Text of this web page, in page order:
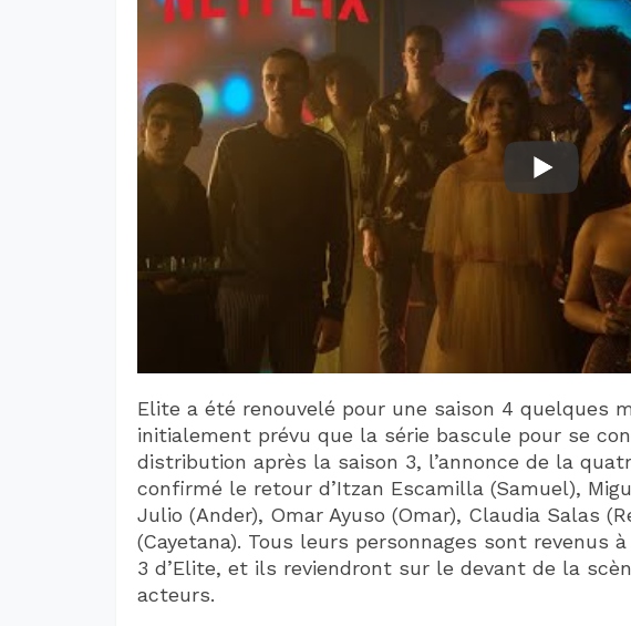
Elite a été renouvelé pour une saison 4 quelques
initialement prévu que la série bascule pour se
distribution après la saison 3, l’annonce de la
confirmé le retour d’Itzan Escamilla (Samuel),
Julio (Ander), Omar Ayuso (Omar), Claudia Salas
(Cayetana). Tous leurs personnages sont revenus
3 d’Elite, et ils reviendront sur le devant de la
acteurs.